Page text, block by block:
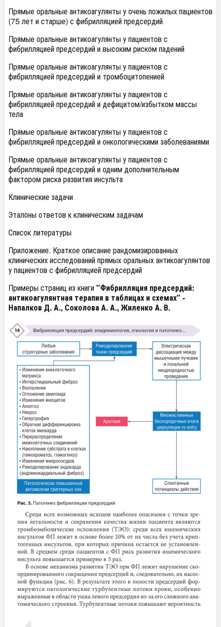
Прямые оральные антикоагулянты у очень пожилых пациентов
(75 лет и старше) с фибрилляцией предсердий
Прямые оральные антикоагулянты у пациентов с
фибрилляцией предсердий и высоким риском падений
Прямые оральные антикоагулянты у пациентов с
фибрилляцией предсердий и тромбоцитопенией
Прямые оральные антикоагулянты у пациентов с
фибрилляцией предсердий и дефицитом/избытком массы
тела
Прямые оральные антикоагулянты у пациентов с
фибрилляцией предсердий и онкологическими заболеваниями
Прямые оральные антикоагулянты у пациентов с
фибрилляцией предсердий и одним дополнительным
фактором риска развития инсульта
Клинические задачи
Эталоны ответов к клиническим задачам
Список литературы
Приложение. Краткое описание рандомизированных
клинических исследований прямых оральных антикоагулянтов
у пациентов с фибрилляцией предсердий
Примеры страниц из книги"Фибрилляция предсердий:
антикоагулянтная терапия в таблицах и схемах" -
Напалков Д. А., Соколова А. А., Жиленко А. В.